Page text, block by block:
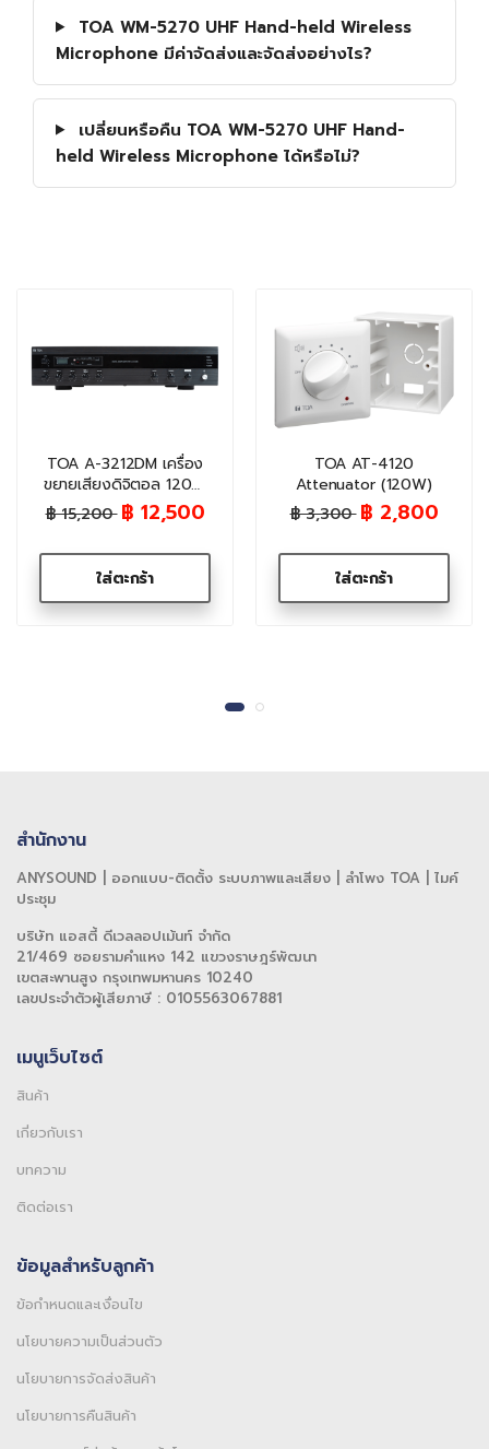
TOA WM-5270 UHF Hand-held Wireless
Microphone มีค่าจัดส่งและจัดส่งอย่างไร?
เปลี่ยนหรือคืน TOA WM-5270 UHF Hand-
held Wireless Microphone ได้หรือไม่?
TOA A-3212DM เครื่อง
ขยายเสียงดิจิตอล 120W
(มี Bluetooth/MP3)
฿ 15,200 ฿ 12,500
ใส่ตะกร้า
TOA AT-4120
Attenuator (120W)
฿ 3,300 ฿ 2,800
ใส่ตะกร้า
สำนักงาน
ANYSOUND | ออกแบบ-ติดตั้ง ระบบภาพและเสียง | ลำโพง TOA | ไมค์
ประชุม
บริษัท แอสตี้ ดีเวลลอปเม้นท์ จำกัด
21/469 ซอยรามคำแหง 142 แขวงราษฎร์พัฒนา
เขตสะพานสูง กรุงเทพมหานคร 10240
เลขประจำตัวผู้เสียภาษี : 0105563067881
เมนูเว็บไซต์
สินค้า
เกี่ยวกับเรา
บทความ
ติดต่อเรา
ข้อมูลสำหรับลูกค้า
ข้อกำหนดและเงื่อนไข
นโยบายความเป็นส่วนตัว
นโยบายการจัดส่งสินค้า
นโยบายการคืนสินค้า